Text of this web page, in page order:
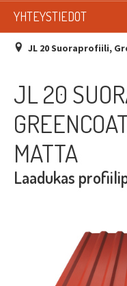
LISTAT
KATTOLUUKUT JA
TARVIKKEET
PYYDÄ TARJOUS
YHTEYSTIEDOT
JL 20 Suoraprofiili,
JL 20
MATTA
Laadukas